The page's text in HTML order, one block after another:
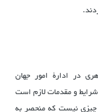
در ادارۀ امور جهان
و مقدمات لازم است
چیزی نیست که منحصر به